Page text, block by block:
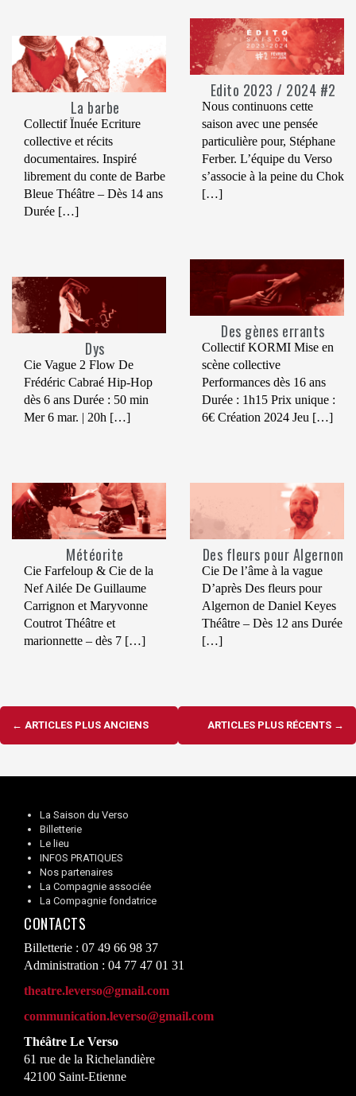
Edito 2023 / 2024 #2
Nous continuons cette
saison avec une pensée
particulière pour, Stéphane
Ferber. L’équipe du Verso
s’associe à la peine du Chok
[…]
La barbe
Collectif Ïnuée Ecriture
collective et récits
documentaires. Inspiré
librement du conte de Barbe
Bleue Théâtre – Dès 14 ans
Durée […]
Des gènes errants
Collectif KORMI Mise en
scène collective
Performances dès 16 ans
Durée : 1h15 Prix unique :
6€ Création 2024 Jeu […]
Dys
Cie Vague 2 Flow De
Frédéric Cabraé Hip-Hop
dès 6 ans Durée : 50 min
Mer 6 mar. | 20h […]
Météorite
Cie Farfeloup & Cie de la
Nef Ailée De Guillaume
Carrignon et Maryvonne
Coutrot Théâtre et
marionnette – dès 7 […]
Des fleurs pour Algernon
Cie De l’âme à la vague
D’après Des fleurs pour
Algernon de Daniel Keyes
Théâtre – Dès 12 ans Durée
[…]
Navigation
des
articles
← ARTICLES PLUS ANCIENS ARTICLES PLUS RÉCENTS →
La Saison du Verso
Billetterie
Le lieu
INFOS PRATIQUES
Nos partenaires
La Compagnie associée
La Compagnie fondatrice
CONTACTS
Billetterie : 07 49 66 98 37
Administration : 04 77 47 01 31
theatre.leverso@gmail.com
communication.leverso@gmail.com
Théâtre Le Verso
61 rue de la Richelandière
42100 Saint-Etienne